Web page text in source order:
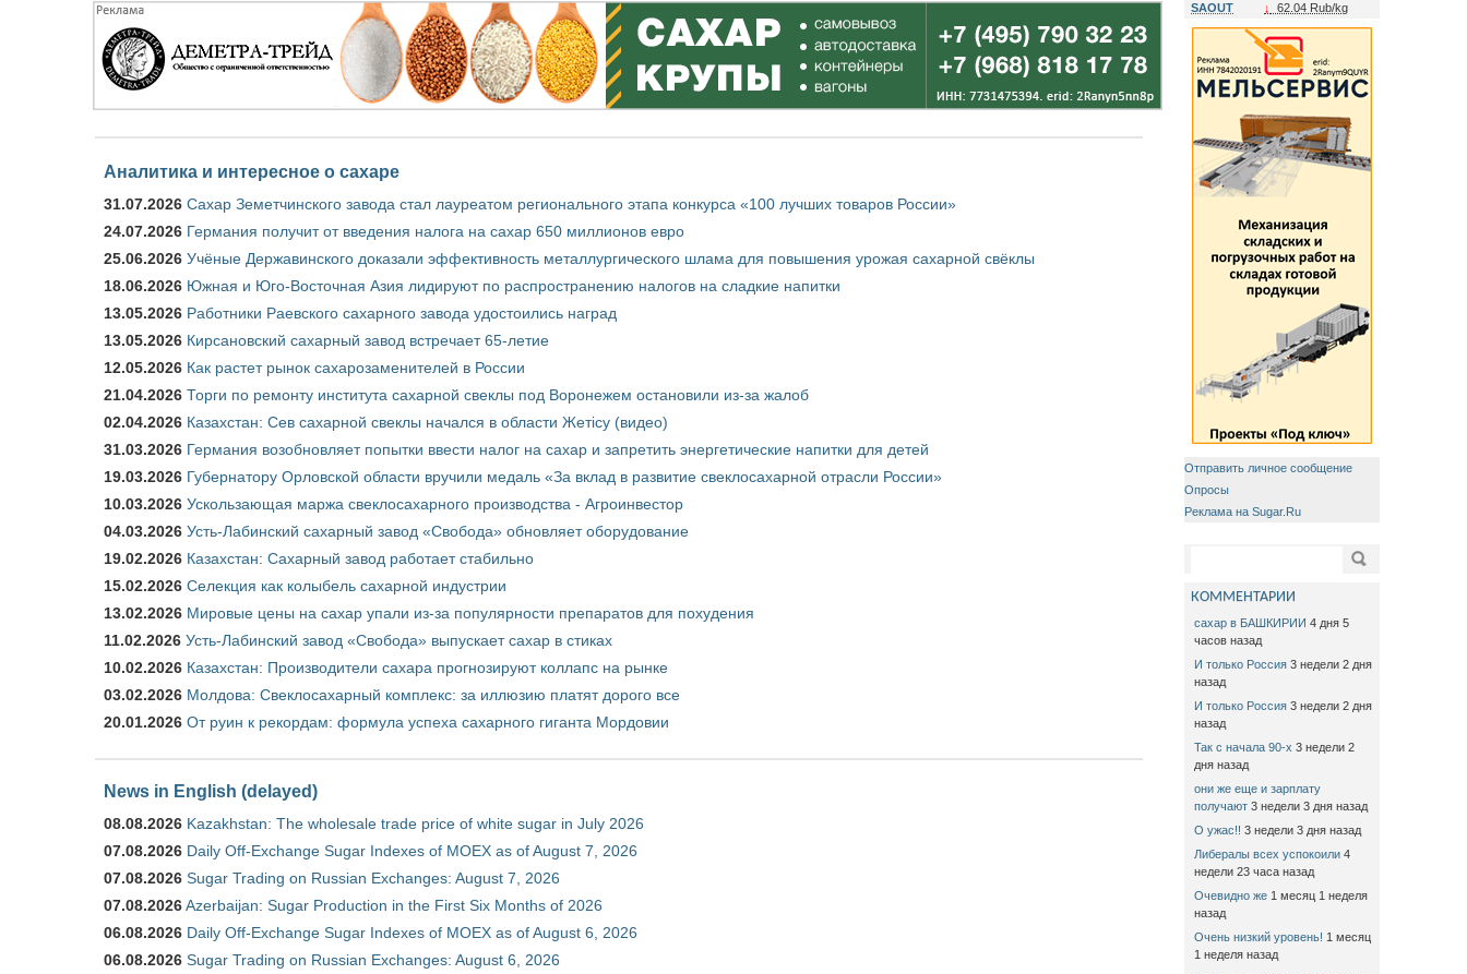
Аналитика и интересное о сахаре
31.07.2026 Сахар Земетчинского завода стал лауреатом регионального этапа конкурса «100 лучших товаров России»
24.07.2026 Германия получит от введения налога на сахар 650 миллионов евро
25.06.2026 Учёные Державинского доказали эффективность металлургического шлама для повышения урожая сахарной свёклы
18.06.2026 Южная и Юго-Восточная Азия лидируют по распространению налогов на сладкие напитки
13.05.2026 Работники Раевского сахарного завода удостоились наград
13.05.2026 Кирсановский сахарный завод встречает 65-летие
12.05.2026 Как растет рынок сахарозаменителей в России
21.04.2026 Торги по ремонту института сахарной свеклы под Воронежем остановили из-за жалоб
02.04.2026 Казахстан: Сев сахарной свеклы начался в области Жетісу (видео)
31.03.2026 Германия возобновляет попытки ввести налог на сахар и запретить энергетические напитки для детей
19.03.2026 Губернатору Орловской области вручили медаль «За вклад в развитие свеклосахарной отрасли России»
10.03.2026 Ускользающая маржа свеклосахарного производства - Агроинвестор
04.03.2026 Усть-Лабинский сахарный завод «Свобода» обновляет оборудование
19.02.2026 Казахстан: Сахарный завод работает стабильно
15.02.2026 Селекция как колыбель сахарной индустрии
13.02.2026 Мировые цены на сахар упали из-за популярности препаратов для похудения
11.02.2026 Усть-Лабинский завод «Свобода» выпускает сахар в стиках
10.02.2026 Казахстан: Производители сахара прогнозируют коллапс на рынке
03.02.2026 Молдова: Свеклосахарный комплекс: за иллюзию платят дорого все
20.01.2026 От руин к рекордам: формула успеха сахарного гиганта Мордовии
News in English (delayed)
08.08.2026 Kazakhstan: The wholesale trade price of white sugar in July 2026
07.08.2026 Daily Off-Exchange Sugar Indexes of MOEX as of August 7, 2026
07.08.2026 Sugar Trading on Russian Exchanges: August 7, 2026
07.08.2026Azerbaijan: Sugar Production in the First Six Months of 2026
06.08.2026 Daily Off-Exchange Sugar Indexes of MOEX as of August 6, 2026
06.08.2026 Sugar Trading on Russian Exchanges: August 6, 2026
SAOUT
↓ 62.04 Rub/kg
Отправить личное сообщение
Опросы
Реклама на Sugar.Ru
Поиск
КОММЕНТАРИИ
сахар в БАШКИРИИ 4 дня 5
часов назад
И только Россия 3 недели 2 дня
назад
И только Россия 3 недели 2 дня
назад
Так с начала 90-х 3 недели 2
дня назад
они же еще и зарплату
получают 3 недели 3 дня назад
О ужас!! 3 недели 3 дня назад
Либералы всех успокоили 4
недели 23 часа назад
Очевидно же 1 месяц 1 неделя
назад
Очень низкий уровень! 1 месяц
1 неделя назад